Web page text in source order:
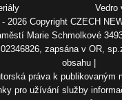
Vedro
2026 Copyright CZECH
Marie Schmolkové
zapsána v OR,
obsahu
práva k publikovaným
pro užívání služby